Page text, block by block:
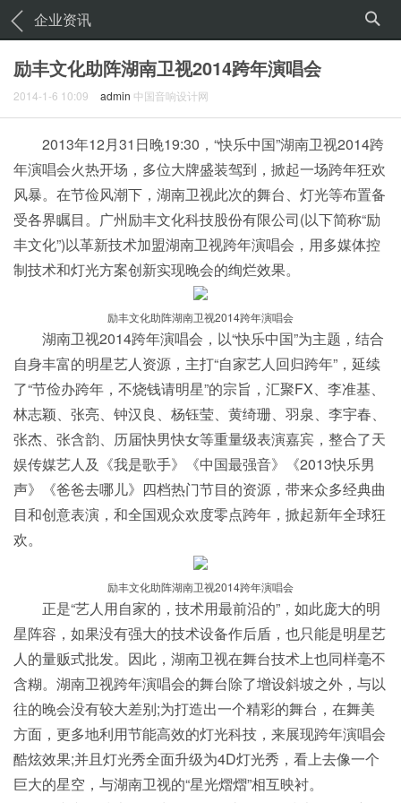
企业资讯
励丰文化助阵湖南卫视2014跨年演唱会
2014-1-6 10:09 admin 中国音响设计网
2013年12月31日晚19:30，“快乐中国”湖南卫视2014跨
年演唱会火热开场，多位大牌盛装驾到，掀起一场跨年狂欢
风暴。在节俭风潮下，湖南卫视此次的舞台、灯光等布置备
受各界瞩目。广州励丰文化科技股份有限公司(以下简称“励
丰文化”)以革新技术加盟湖南卫视跨年演唱会，用多媒体控
制技术和灯光方案创新实现晚会的绚烂效果。
励丰文化助阵湖南卫视2014跨年演唱会
湖南卫视2014跨年演唱会，以“快乐中国”为主题，结合
自身丰富的明星艺人资源，主打“自家艺人回归跨年”，延续
了“节俭办跨年，不烧钱请明星”的宗旨，汇聚FX、李准基、
林志颖、张亮、钟汉良、杨钰莹、黄绮珊、羽泉、李宇春、
张杰、张含韵、历届快男快女等重量级表演嘉宾，整合了天
娱传媒艺人及《我是歌手》《中国最强音》《2013快乐男
声》《爸爸去哪儿》四档热门节目的资源，带来众多经典曲
目和创意表演，和全国观众欢度零点跨年，掀起新年全球狂
欢。
励丰文化助阵湖南卫视2014跨年演唱会
正是“艺人用自家的，技术用最前沿的”，如此庞大的明
星阵容，如果没有强大的技术设备作后盾，也只能是明星艺
人的量贩式批发。因此，湖南卫视在舞台技术上也同样毫不
含糊。湖南卫视跨年演唱会的舞台除了增设斜坡之外，与以
往的晚会没有较大差别;为打造出一个精彩的舞台，在舞美
方面，更多地利用节能高效的灯光科技，来展现跨年演唱会
酷炫效果;并且灯光秀全面升级为4D灯光秀，看上去像一个
巨大的星空，与湖南卫视的“星光熠熠”相互映衬。